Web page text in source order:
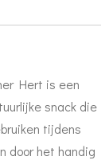
Hert is een
snack die
tijdens
door het handig